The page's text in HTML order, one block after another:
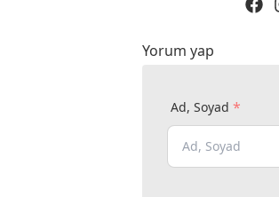
Yorum yap
Ad, Soyad *